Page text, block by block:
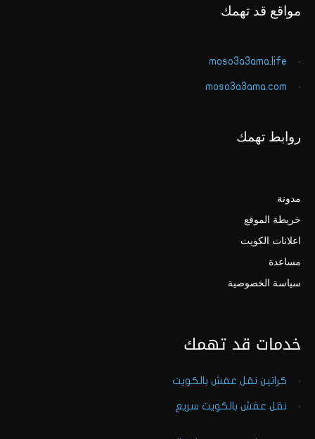
مواقع قد تهمك
moso3a3ama.life
moso3a3ama.com
روابط تهمك
مدونة
خريطة الموقع
اعلانات الكويت
مساعدة
سياسة الخصوصية
خدمات قد تهمك
كراتين نقل عفش بالكويت
نقل عفش بالكويت سريع